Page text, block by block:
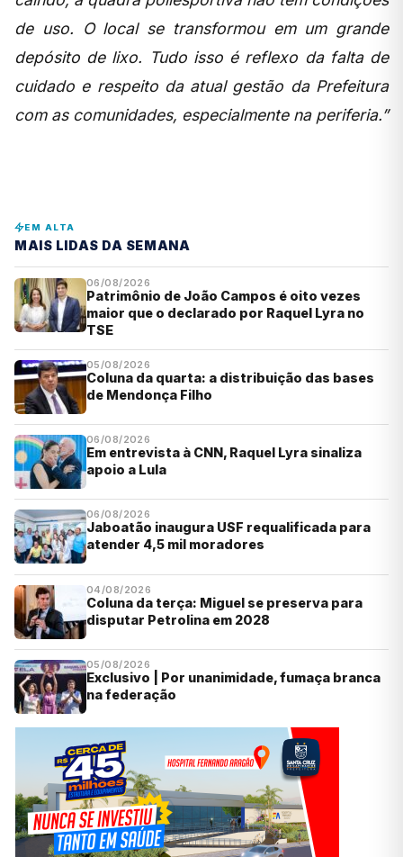
de uso. O local se transformou em um grande
depósito de lixo. Tudo isso é reflexo da falta de
cuidado e respeito da atual gestão da Prefeitura
com as comunidades, especialmente na periferia.”
EM ALTA
MAIS LIDAS DA SEMANA
06/08/2026
Patrimônio de João Campos é oito vezes
maior que o declarado por Raquel Lyra no
TSE
05/08/2026
Coluna da quarta: a distribuição das bases
de Mendonça Filho
06/08/2026
Em entrevista à CNN, Raquel Lyra sinaliza
apoio a Lula
06/08/2026
Jaboatão inaugura USF requalificada para
atender 4,5 mil moradores
04/08/2026
Coluna da terça: Miguel se preserva para
disputar Petrolina em 2028
05/08/2026
Exclusivo | Por unanimidade, fumaça branca
na federação